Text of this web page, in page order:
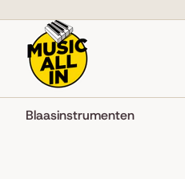
Blaasinstrumenten